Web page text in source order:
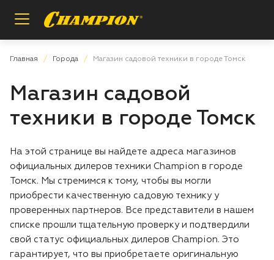
Назад
Пилы цепные
Мотобуры
Опрыскиватели
Измельчители
Газонокосилки
Аккумуляторная техника
Назад
Регистрация расширенной гарантии
Проверка расширенной гарантии
Условия гарантии
Назад
О бренде
Инструкции и деталировки
Сотрудничество
Вопросы и ответы
Заказ запасных частей
Магазины и сервисы
Главная Города Магазин садовой техники в городе Томск
Магазин садовой
техники в городе Томск
На этой странице вы найдете адреса магазинов
официальных дилеров техники Champion в городе
Томск. Мы стремимся к тому, чтобы вы могли
приобрести качественную садовую технику у
проверенных партнеров. Все представители в нашем
списке прошли тщательную проверку и подтвердили
свой статус официальных дилеров Champion. Это
гарантирует, что вы приобретаете оригинальную